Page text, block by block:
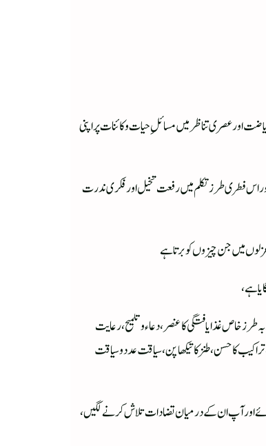
اور عصری تناظر میں مسائل ِحیات و کائنات پر اپنی
اور اس فطری طرز تکلم میں رفعت تخیل اور فکری ندرت
میں جن چیزوں کو برتا ہے
ہے،
خاص غذا یافتگی کا عنصر، دعاء و تلمیح، رعایت
کا حسن، طنز کا تیکھا پن، سیاقت عددو سیاقت
آئے اور آپ ان کے درمیان تضادات تلاش کرنے لگیں،